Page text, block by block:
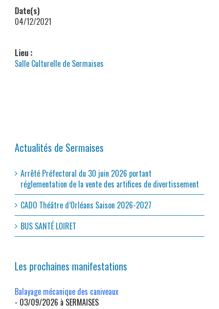
Date(s)
04/12/2021
Lieu :
Salle Culturelle de Sermaises
Actualités de Sermaises
Arrêté Préfectoral du 30 juin 2026 portant
réglementation de la vente des artifices de divertissement
CADO Théâtre d’Orléans Saison 2026-2027
BUS SANTÉ LOIRET
Les prochaines manifestations
Balayage mécanique des caniveaux
- 03/09/2026 à SERMAISES